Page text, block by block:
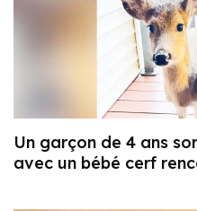
Un garçon de 4 ans
avec un bébé cerf